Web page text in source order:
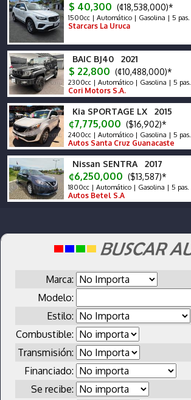
$ 40,300 (¢18,538,000)*
1500cc | Automático | Gasolina | 5 pas.
Starcars La Uruca
BAIC BJ40 2021
$ 22,800 (¢10,488,000)*
2300cc | Automático | Gasolina | 5 pas.
Cori Motors S.A.
Kia SPORTAGE LX 2015
¢7,775,000 ($16,902)*
2400cc | Automático | Gasolina | 5 pas.
Autos Santa Cruz Guanacaste
Nissan SENTRA 2017
¢6,250,000 ($13,587)*
1800cc | Automático | Gasolina | 5 pas.
Autos Betel S.A
Marca:
Modelo:
Estilo:
Combustible:
Transmisión:
Financiado:
Se recibe: